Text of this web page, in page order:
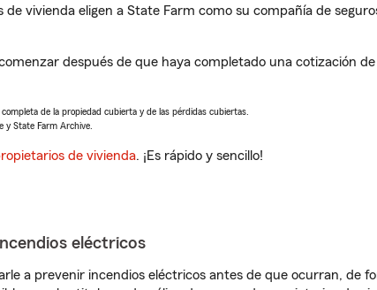
vivienda eligen a State Farm como su compañía de
después de que haya completado una cotización
de la propiedad cubierta y de las pérdidas cubiertas.
y State Farm Archive.
de vivienda. ¡Es rápido y sencillo!
eléctricos
a prevenir incendios eléctricos antes de que ocurran, de